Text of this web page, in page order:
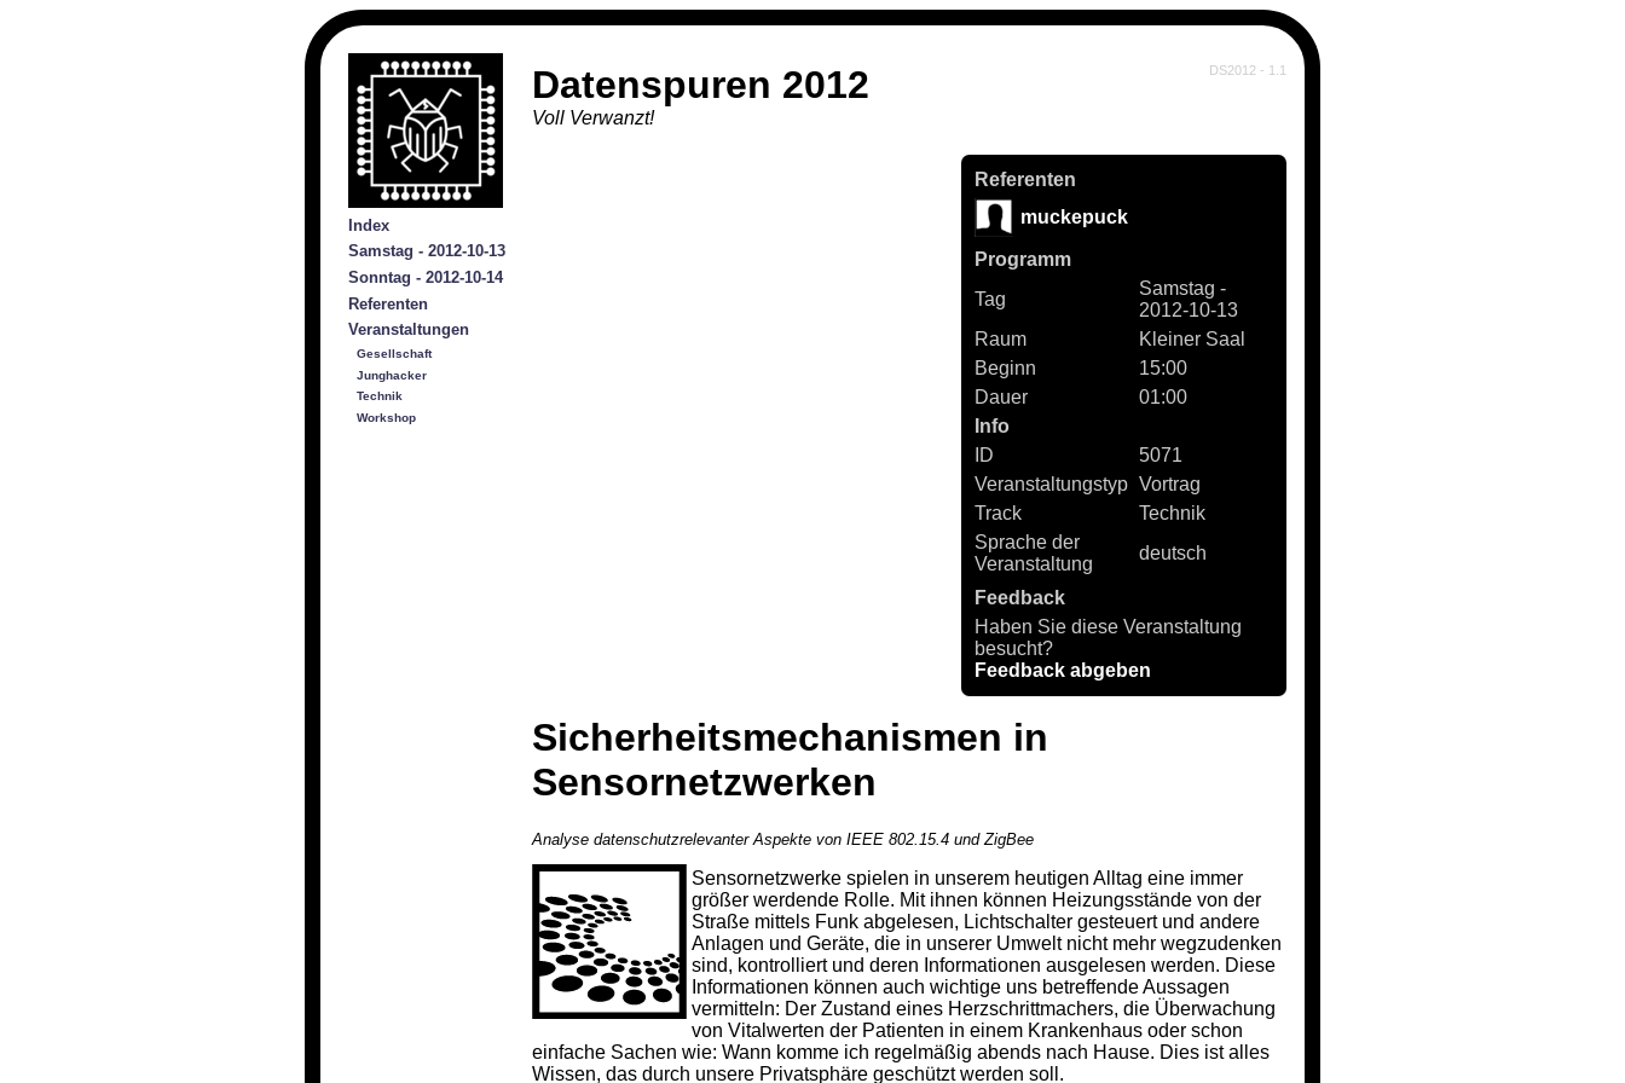
Index
Samstag - 2012-10-13
Sonntag - 2012-10-14
Referenten
Veranstaltungen
Gesellschaft
Junghacker
Technik
Workshop
DS2012 - 1.1
Datenspuren 2012
Voll Verwanzt!
Referenten
muckepuck
Programm
Tag
Samstag -
2012-10-13
Raum
Kleiner Saal
Beginn
15:00
Dauer
01:00
Info
ID
5071
Veranstaltungstyp Vortrag
Track
Technik
Sprache der
Veranstaltung
deutsch
Feedback
Haben Sie diese Veranstaltung
besucht?
Feedback abgeben
Sicherheitsmechanismen in
Sensornetzwerken
Analyse datenschutzrelevanter Aspekte von IEEE 802.15.4 und ZigBee
Sensornetzwerke spielen in unserem heutigen Alltag eine immer
größer werdende Rolle. Mit ihnen können Heizungsstände von der
Straße mittels Funk abgelesen, Lichtschalter gesteuert und andere
Anlagen und Geräte, die in unserer Umwelt nicht mehr wegzudenken
sind, kontrolliert und deren Informationen ausgelesen werden. Diese
Informationen können auch wichtige uns betreffende Aussagen
vermitteln: Der Zustand eines Herzschrittmachers, die Überwachung
von Vitalwerten der Patienten in einem Krankenhaus oder schon
einfache Sachen wie: Wann komme ich regelmäßig abends nach Hause. Dies ist alles
Wissen, das durch unsere Privatsphäre geschützt werden soll.